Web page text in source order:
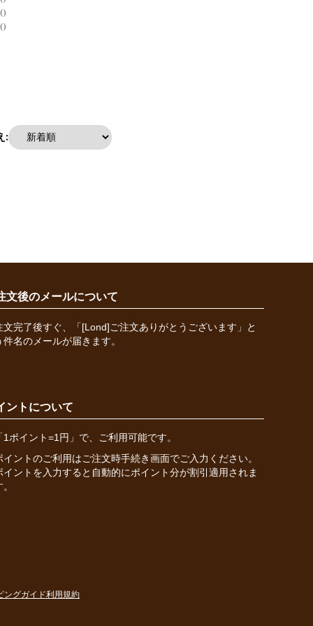
0
0
:
文後のメールについて
文完了後すぐ、「[Lond]ご注文ありがとうございます」と
件名のメールが届きます。
ントについて
1ポイント=1円」で、ご利用可能です。
イントのご利用はご注文時手続き画面でご入力ください。
イントを入力すると自動的にポイント分が割引適用されま
ングガイド利用規約